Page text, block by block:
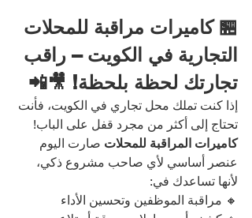
🏪 كاميرات مراقبة للمحلات
التجارية في الكويت – راقب
تجارتك لحظة بلحظة! 🎥📲
إذا كنت تملك محل تجاري في الكويت، فأنت
تحتاج إلى أكثر من مجرد قفل على الباب!
كاميرات المراقبة للمحلات صارت اليوم
عنصر أساسي لأي صاحب مشروع ذكي،
لأنها تساعدك في:
🔸 مراقبة الموظفين وتحسين الأداء